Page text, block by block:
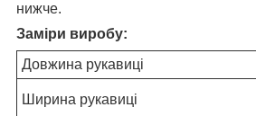
нижче.
Заміри виробу:
Довжина рукавиці
Ширина рукавиці